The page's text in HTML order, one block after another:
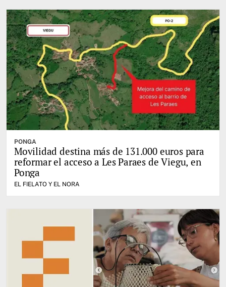
PONGA
Movilidad destina más de 131.000 euros para
reformar el acceso a Les Paraes de Viegu, en
Ponga
EL FIELATO Y EL NORA